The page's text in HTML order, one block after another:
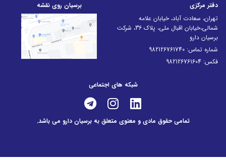
دفتر مرکزی
تهران، سعادت آباد، خیابان علامه
شمالی،خیابان اقبال ملی، پلاک 36، شرکت
برسیان دارو
شماره تماس: 982126761740
فکس: 982126761604
برسیان روی نقشه
شبکه های اجتماعی
تمامی حقوق مادی و معنوی متعلق به برسیان دارو می باشد.